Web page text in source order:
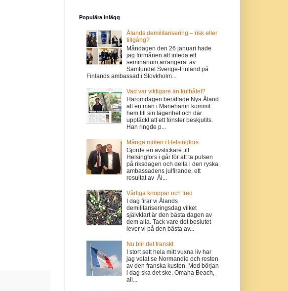
Populära inlägg
Ålands demilitarisering – risk eller
tillgång?
Måndagen den 26 januari hade
jag förmånen att inleda ett
seminarium arrangerat av
Samfundet Sverige-Finland på
Finlands ambassad i Stovkholm...
Vad var viktigare än kulhålet?
Häromdagen berättade Nya Åland
att en man i Mariehamn kommit
hem till sin lägenhet och där
upptäckt att ett fönster beskjutits.
Han ringde p...
Många möten i Helsingfors
Gjorde en avstickare till
Helsingfors i går för att ta pulsen
på riksdagen och delta i den ryska
ambassadens julfirande, ett
resultat av Ål...
Vårliga knoppar och fred
I dag firar vi Ålands
demilitariseringsdag vilket
självklart är den bästa dagen av
dem alla. Tack vare det beslutet
lever vi på den bästa av...
Nu blir det franskt
I stort sett hela mitt vuxna liv har
jag velat se Normandie och resten
av den franska kusten. Med början
i dag ska det ske. Omaha Beach,
all...